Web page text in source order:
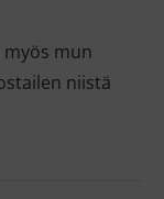
mun
niistä